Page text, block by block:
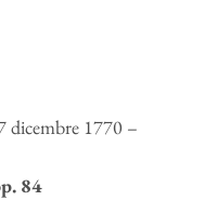
dicembre 1770 –
84